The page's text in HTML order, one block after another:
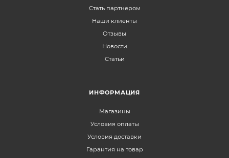
Стать партнером
Наши клиенты
Отзывы
Новости
Статьи
ИНФОРМАЦИЯ
Магазины
Условия оплаты
Условия доставки
Гарантия на товар